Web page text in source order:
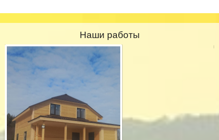
Наши работы